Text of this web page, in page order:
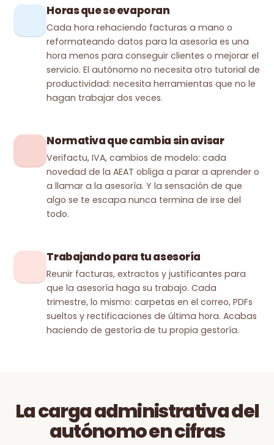
Horas que se evaporan
Cada hora rehaciendo facturas a mano o
reformateando datos para la asesoría es una
hora menos para conseguir clientes o mejorar el
servicio. El autónomo no necesita otro tutorial de
productividad: necesita herramientas que no le
hagan trabajar dos veces.
Normativa que cambia sin avisar
Verifactu, IVA, cambios de modelo: cada
novedad de la AEAT obliga a parar a aprender o
a llamar a la asesoría. Y la sensación de que
algo se te escapa nunca termina de irse del
todo.
Trabajando para tu asesoría
Reunir facturas, extractos y justificantes para
que la asesoría haga su trabajo. Cada
trimestre, lo mismo: carpetas en el correo, PDFs
sueltos y rectificaciones de última hora. Acabas
haciendo de gestoría de tu propia gestoría.
La carga administrativa del
autónomo en cifras